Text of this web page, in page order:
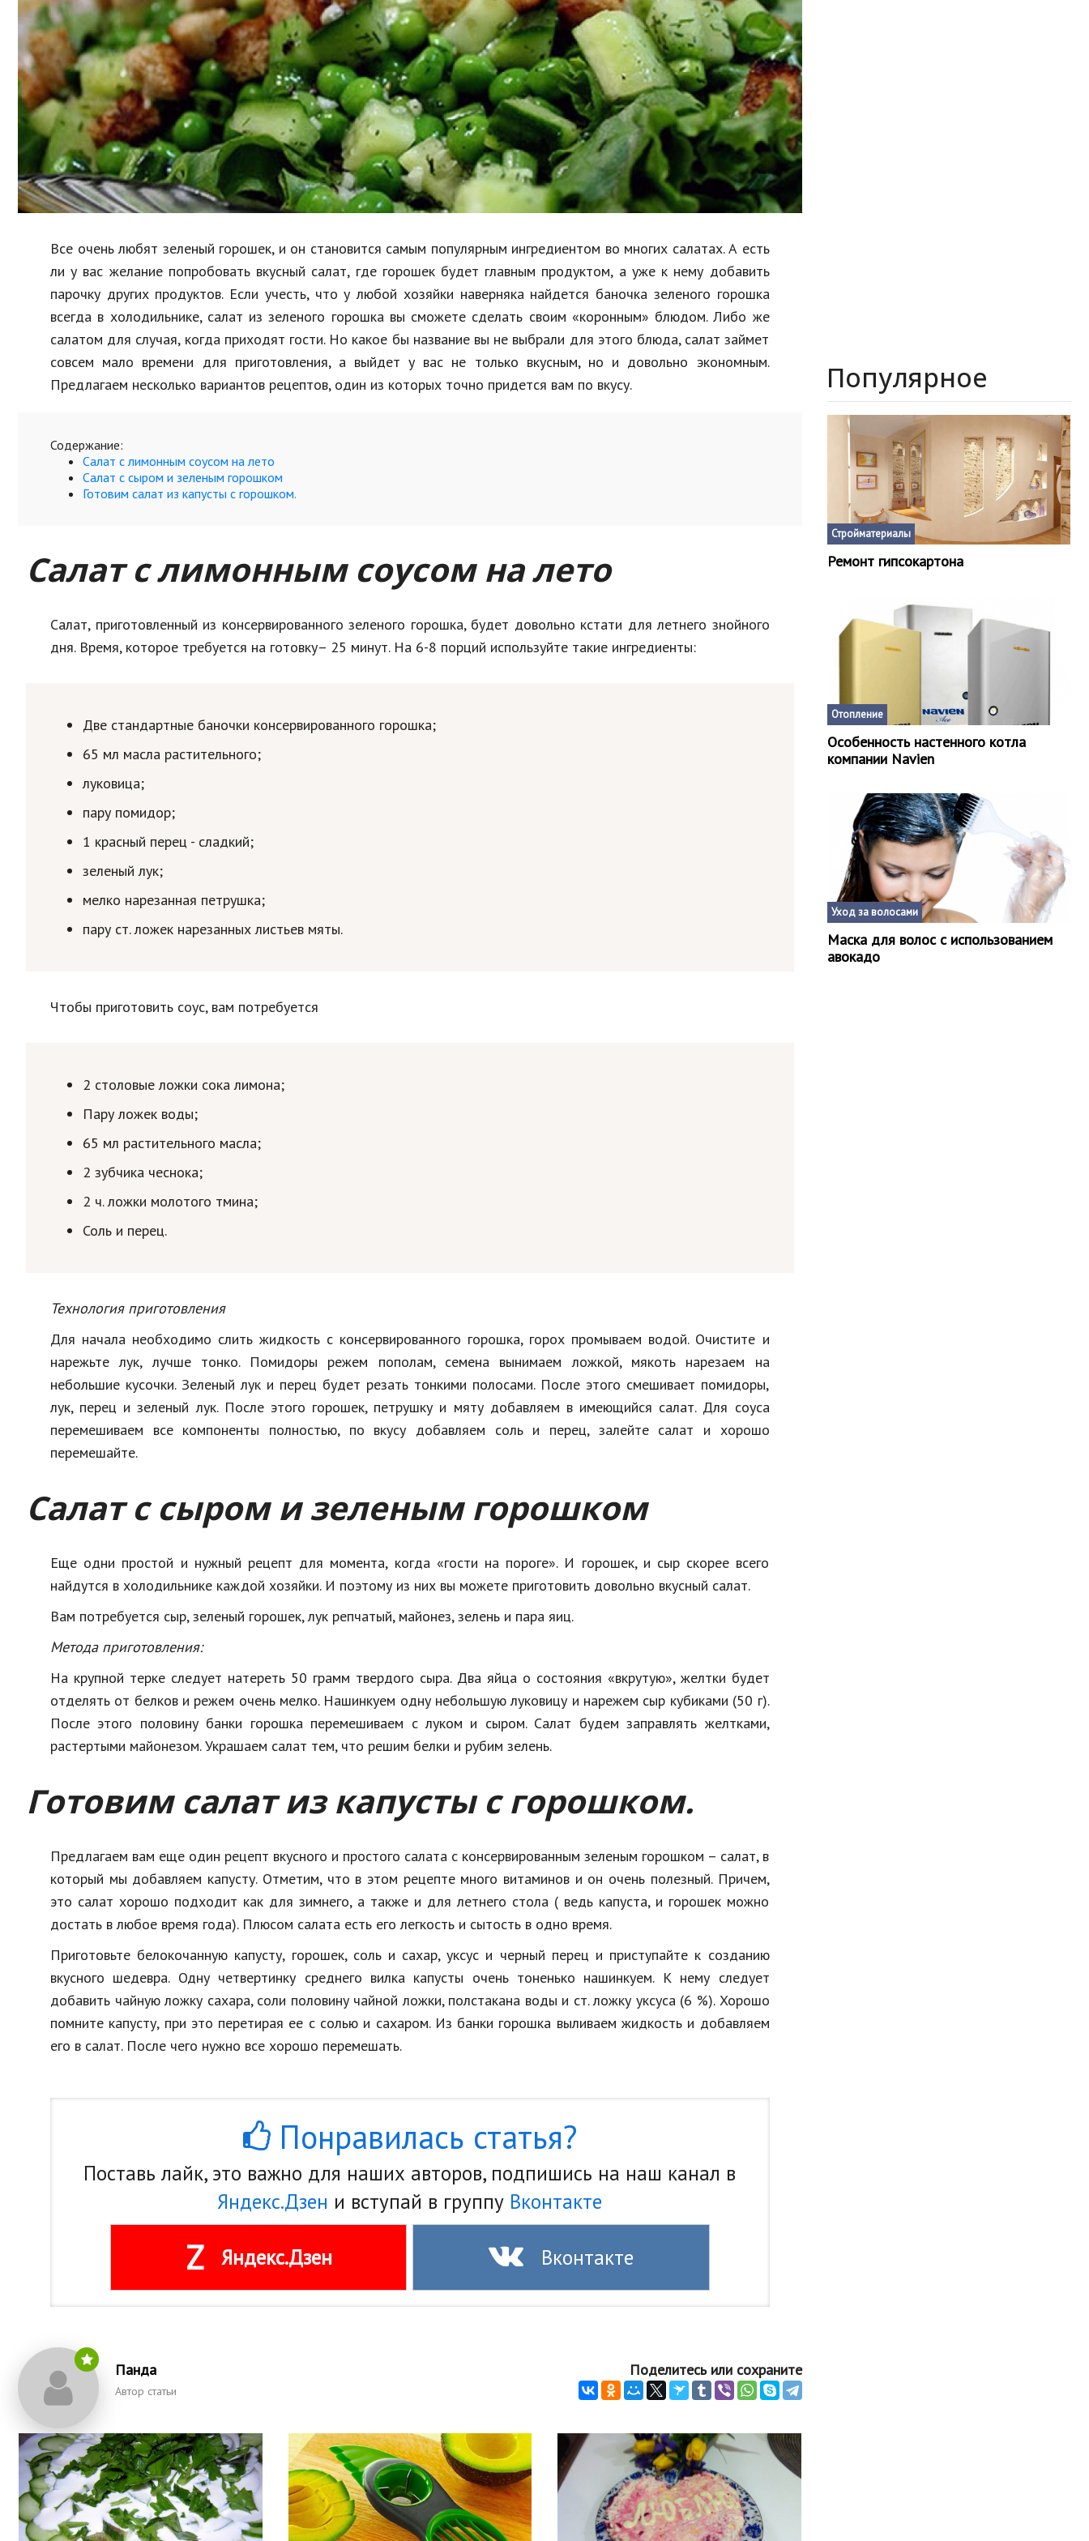
Образование
В мире
Культура
Авто, мото
Спорт
Знаменитости
Недвижимость
Спорт и фитнес
Психология и отношения
Творчество и рукоделие
Разное
Работа и бизнес
Животные
Еда и напитки
Праздники и подарки
Мода и стиль
Бизнес
Хобби и развлечения
Финансы
Юриспруденция
Природа
Образование
Наука и технологии
Все очень любят зеленый горошек, и он становится самым популярным ингредиентом во многих салатах. А есть
ли у вас желание попробовать вкусный салат, где горошек будет главным продуктом, а уже к нему добавить
парочку других продуктов. Если учесть, что у любой хозяйки наверняка найдется баночка зеленого горошка
всегда в холодильнике, салат из зеленого горошка вы сможете сделать своим «коронным» блюдом. Либо же
салатом для случая, когда приходят гости. Но какое бы название вы не выбрали для этого блюда, салат займет
совсем мало времени для приготовления, а выйдет у вас не только вкусным, но и довольно экономным.
Предлагаем несколько вариантов рецептов, один из которых точно придется вам по вкусу.
Содержание:
Салат с лимонным соусом на лето
Салат с сыром и зеленым горошком
Готовим салат из капусты с горошком.
Салат с лимонным соусом на лето
Салат, приготовленный из консервированного зеленого горошка, будет довольно кстати для летнего знойного
дня. Время, которое требуется на готовку– 25 минут. На 6-8 порций используйте такие ингредиенты:
Две стандартные баночки консервированного горошка;
65 мл масла растительного;
луковица;
пару помидор;
1 красный перец - сладкий;
зеленый лук;
мелко нарезанная петрушка;
пару ст. ложек нарезанных листьев мяты.
Чтобы приготовить соус, вам потребуется
2 столовые ложки сока лимона;
Пару ложек воды;
65 мл растительного масла;
2 зубчика чеснока;
2 ч. ложки молотого тмина;
Соль и перец.
Технология приготовления
Для начала необходимо слить жидкость с консервированного горошка, горох промываем водой. Очистите и
нарежьте лук, лучше тонко. Помидоры режем пополам, семена вынимаем ложкой, мякоть нарезаем на
небольшие кусочки. Зеленый лук и перец будет резать тонкими полосами. После этого смешивает помидоры,
лук, перец и зеленый лук. После этого горошек, петрушку и мяту добавляем в имеющийся салат. Для соуса
перемешиваем все компоненты полностью, по вкусу добавляем соль и перец, залейте салат и хорошо
перемешайте.
Салат с сыром и зеленым горошком
Еще одни простой и нужный рецепт для момента, когда «гости на пороге». И горошек, и сыр скорее всего
найдутся в холодильнике каждой хозяйки. И поэтому из них вы можете приготовить довольно вкусный салат.
Вам потребуется сыр, зеленый горошек, лук репчатый, майонез, зелень и пара яиц.
Метода приготовления:
На крупной терке следует натереть 50 грамм твердого сыра. Два яйца о состояния «вкрутую», желтки будет
отделять от белков и режем очень мелко. Нашинкуем одну небольшую луковицу и нарежем сыр кубиками (50 г).
После этого половину банки горошка перемешиваем с луком и сыром. Салат будем заправлять желтками,
растертыми майонезом. Украшаем салат тем, что решим белки и рубим зелень.
Готовим салат из капусты с горошком.
Предлагаем вам еще один рецепт вкусного и простого салата с консервированным зеленым горошком – салат, в
который мы добавляем капусту. Отметим, что в этом рецепте много витаминов и он очень полезный. Причем,
это салат хорошо подходит как для зимнего, а также и для летнего стола ( ведь капуста, и горошек можно
достать в любое время года). Плюсом салата есть его легкость и сытость в одно время.
Приготовьте белокочанную капусту, горошек, соль и сахар, уксус и черный перец и приступайте к созданию
вкусного шедевра. Одну четвертинку среднего вилка капусты очень тоненько нашинкуем. К нему следует
добавить чайную ложку сахара, соли половину чайной ложки, полстакана воды и ст. ложку уксуса (6 %). Хорошо
помните капусту, при это перетирая ее с солью и сахаром. Из банки горошка выливаем жидкость и добавляем
его в салат. После чего нужно все хорошо перемешать.
Понравилась статья?
Поставь лайк, это важно для наших авторов, подпишись на наш канал в
Яндекс.Дзен и вступай в группу Вконтакте
Z Яндекс.Дзен Вконтакте
Панда
Автор статьи
Поделитесь или сохраните
Популярное
Стройматериалы
Ремонт гипсокартона
Отопление
Особенность настенного котла
компании Navien
Уход за волосами
Маска для волос с использованием
авокадо